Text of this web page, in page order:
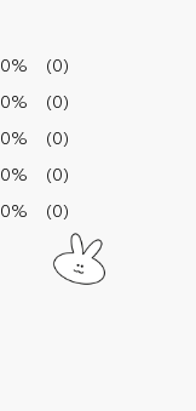
0%
(0)
0%
(0)
0%
(0)
0%
(0)
0%
(0)